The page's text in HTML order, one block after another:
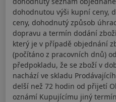
dohodnutou výši kupní ceny,
ceny, dohodnutý způsob
dopravu a termín dodání
který je v případě objednání
(počítáno z pracovních dnů)
předpokladu, že se zboží v
nachází ve skladu
delší než 72 hodin od přijetí
oznámí Kupujícímu jiný